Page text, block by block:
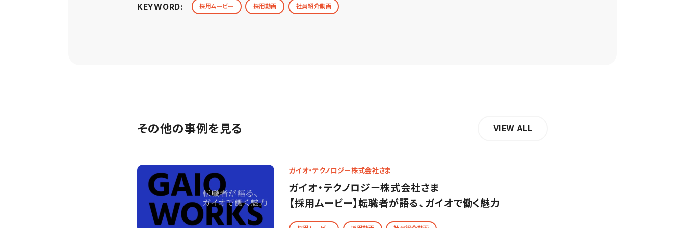
KEYWORD: 採用ムービー 採用動画 社員紹介動画
その他の事例を見る
ガイオ・テクノロジー株式会社さま
ガイオ・テクノロジー株式会社さま
【採用ムービー】転職者が語る、ガイオで働く魅力
VIEW ALL